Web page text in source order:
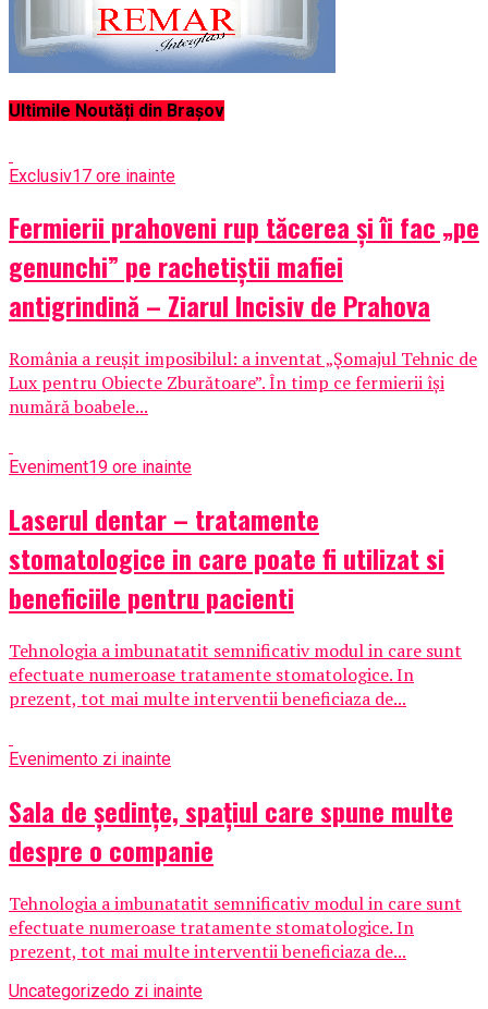
Ultimile Noutăți din Brașov
Exclusiv17 ore inainte
Fermierii prahoveni rup tăcerea și îi fac „pe
genunchi” pe rachetiștii mafiei
antigrindină – Ziarul Incisiv de Prahova
România a reușit imposibilul: a inventat „Șomajul Tehnic de
Lux pentru Obiecte Zburătoare”. În timp ce fermierii își
numără boabele...
Eveniment19 ore inainte
Laserul dentar – tratamente
stomatologice in care poate fi utilizat si
beneficiile pentru pacienti
Tehnologia a imbunatatit semnificativ modul in care sunt
efectuate numeroase tratamente stomatologice. In
prezent, tot mai multe interventii beneficiaza de...
Evenimento zi inainte
Sala de ședințe, spațiul care spune multe
despre o companie
Tehnologia a imbunatatit semnificativ modul in care sunt
efectuate numeroase tratamente stomatologice. In
prezent, tot mai multe interventii beneficiaza de...
Uncategorizedo zi inainte